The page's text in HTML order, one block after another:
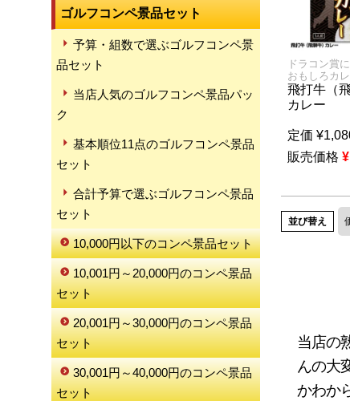
ゴルフコンペ景品セット
予算・組数で選ぶゴルフコンペ景
品セット
当店人気のゴルフコンペ景品パッ
ク
基本順位11点のゴルフコンペ景品
セット
合計予算で選ぶゴルフコンペ景品
セット
10,000円以下のコンペ景品セット
10,001円～20,000円のコンペ景品
セット
20,001円～30,000円のコンペ景品
セット
30,001円～40,000円のコンペ景品
セット
ドラコン賞
おもしろカ
飛打牛（
カレー
定価 ¥
販売価格 ¥
並び替え
当店の
んの大
かわか